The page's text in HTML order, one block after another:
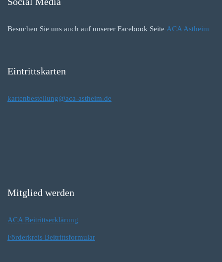
Besuchen Sie uns auch auf unserer Facebook Seite ACA Astheim
Eintrittskarten
kartenbestellung@aca-astheim.de
Mitglied werden
ACA Beitrittserklärung
Förderkreis Beitrittsformular